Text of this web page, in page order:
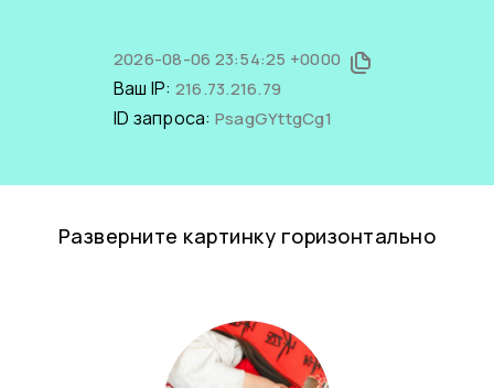
2026-08-06 23:54:25 +0000
Ваш IP: 216.73.216.79
ID запроса: PsagGYttgCg1
Разверните картинку горизонтально